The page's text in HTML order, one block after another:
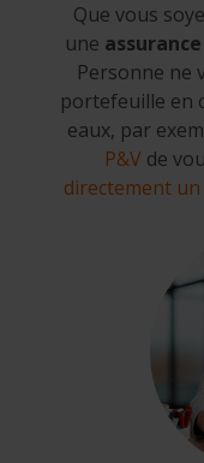
Que vous
une
Personne ne
portefeuille en
eaux, par
P&Vde
directement